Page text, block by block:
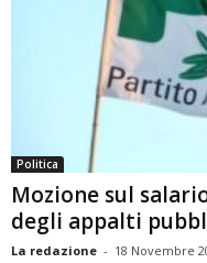
Politica
Mozione sul
degli appalti
La redazione - 18 Novembre